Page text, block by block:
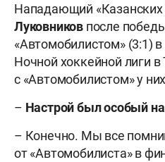
Нападающий
Луковников после
«Автомобилистом» (3:1)
Ночной хоккейной лиги в
с «Автомобилистом» у
– Настрой был особый
– Конечно. Мы все
от «Автомобилиста» в